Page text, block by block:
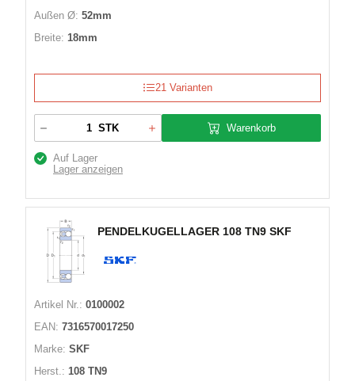
Außen Ø: 52mm
Breite: 18mm
21 Varianten
STK Warenkorb
Auf Lager
Lager anzeigen
PENDELKUGELLAGER 108 TN9 SKF
Artikel Nr.: 0100002
EAN: 7316570017250
Marke: SKF
Herst.: 108 TN9